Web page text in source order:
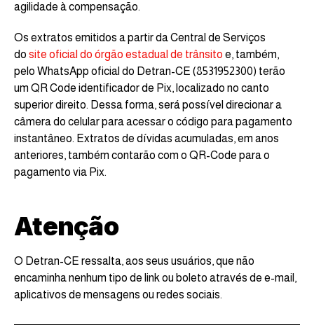
agilidade à compensação.
Os extratos emitidos a partir da Central de Serviços
do site oficial do órgão estadual de trânsito e, também,
pelo WhatsApp oficial do Detran-CE (8531952300) terão
um QR Code identificador de Pix, localizado no canto
superior direito. Dessa forma, será possível direcionar a
câmera do celular para acessar o código para pagamento
instantâneo. Extratos de dívidas acumuladas, em anos
anteriores, também contarão com o QR-Code para o
pagamento via Pix.
Atenção
O Detran-CE ressalta, aos seus usuários, que não
encaminha nenhum tipo de link ou boleto através de e-mail,
aplicativos de mensagens ou redes sociais.